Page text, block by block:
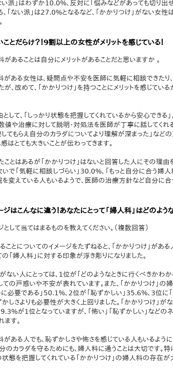
派」はわずか10.0%、反対に「悩みなどがあっても切り出せ
「ない派」は27.0%となるなど、「かかりつけ」がない女性
とだらけ？！9割以上の女性がメリットを感じている！
あることは自分にメリットがあることだと思いますか 。
ある女性は、疑問点や不安を医師に気軽に相談できたり
、改めて、「かかりつけ」を持つことにメリットを感じてい
て、「しっかり状態を把握してくれているから安心できる
や治療に対して説明・対処法を医師が丁寧に話してくれる
てもらえ自分のカラダについてより理解が深まった」などの
とても大きいことが伝わってきます。
とはあるが「かかりつけ」はないと回答した人にその理由
で「気軽に相談しづらい」30.0%、「もっと自分に合う婦
変えている人もいるようで、医師の治療方針など自分に
はこんなに違う！あなたにとって「婦人科」はどのよう
して当てはまるものを教えてください。（複数回答）
とについてのイメージをたずねると、「かかりつけ」があ
「婦人科」に対する印象が浮き彫りになりました。
い人にとっては、1位が「どのようなときに行くべきかわ
ての戸惑いや不安が表れています。また、「かかりつけ」
必要である」50.1%、2位が「恥ずかしい」35.6%、3位に
しさよりも必要性が大きく上回りました。「かかりつけ」が
が1位となっていますが、「怖い」「恥ずかしい」など
ます。
ある人でも、恥ずかしさや怖さを感じている人もいるよう
分のカラダを守るためにも、婦人科に通うことは大切です
状態を把握してくれている「かかりつけ」の婦人科の存在が